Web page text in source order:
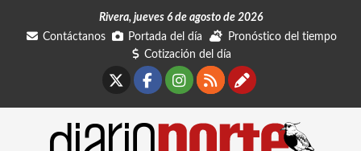
Rivera, jueves 6 de agosto de 2026
Contáctanos
Portada del día
Pronóstico del tiempo
Cotización del día
Facebook
Instagram
RSSContáctanos